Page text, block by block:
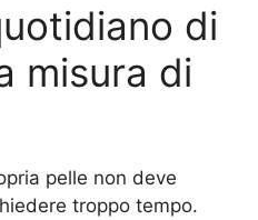
di
misura di
pelle non deve
troppo tempo.